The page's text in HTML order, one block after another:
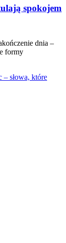
spokojem
dnia –
formy
– słowa, które